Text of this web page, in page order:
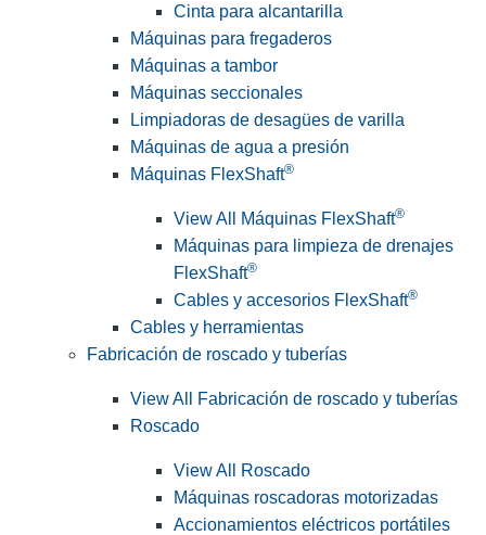
Cinta para alcantarilla
Máquinas para fregaderos
Máquinas a tambor
Máquinas seccionales
Limpiadoras de desagües de varilla
Máquinas de agua a presión
Máquinas FlexShaft®
View All Máquinas FlexShaft®
Máquinas para limpieza de drenajes
FlexShaft®
Cables y accesorios FlexShaft®
Cables y herramientas
Fabricación de roscado y tuberías
View All Fabricación de roscado y tuberías
Roscado
View All Roscado
Máquinas roscadoras motorizadas
Accionamientos eléctricos portátiles